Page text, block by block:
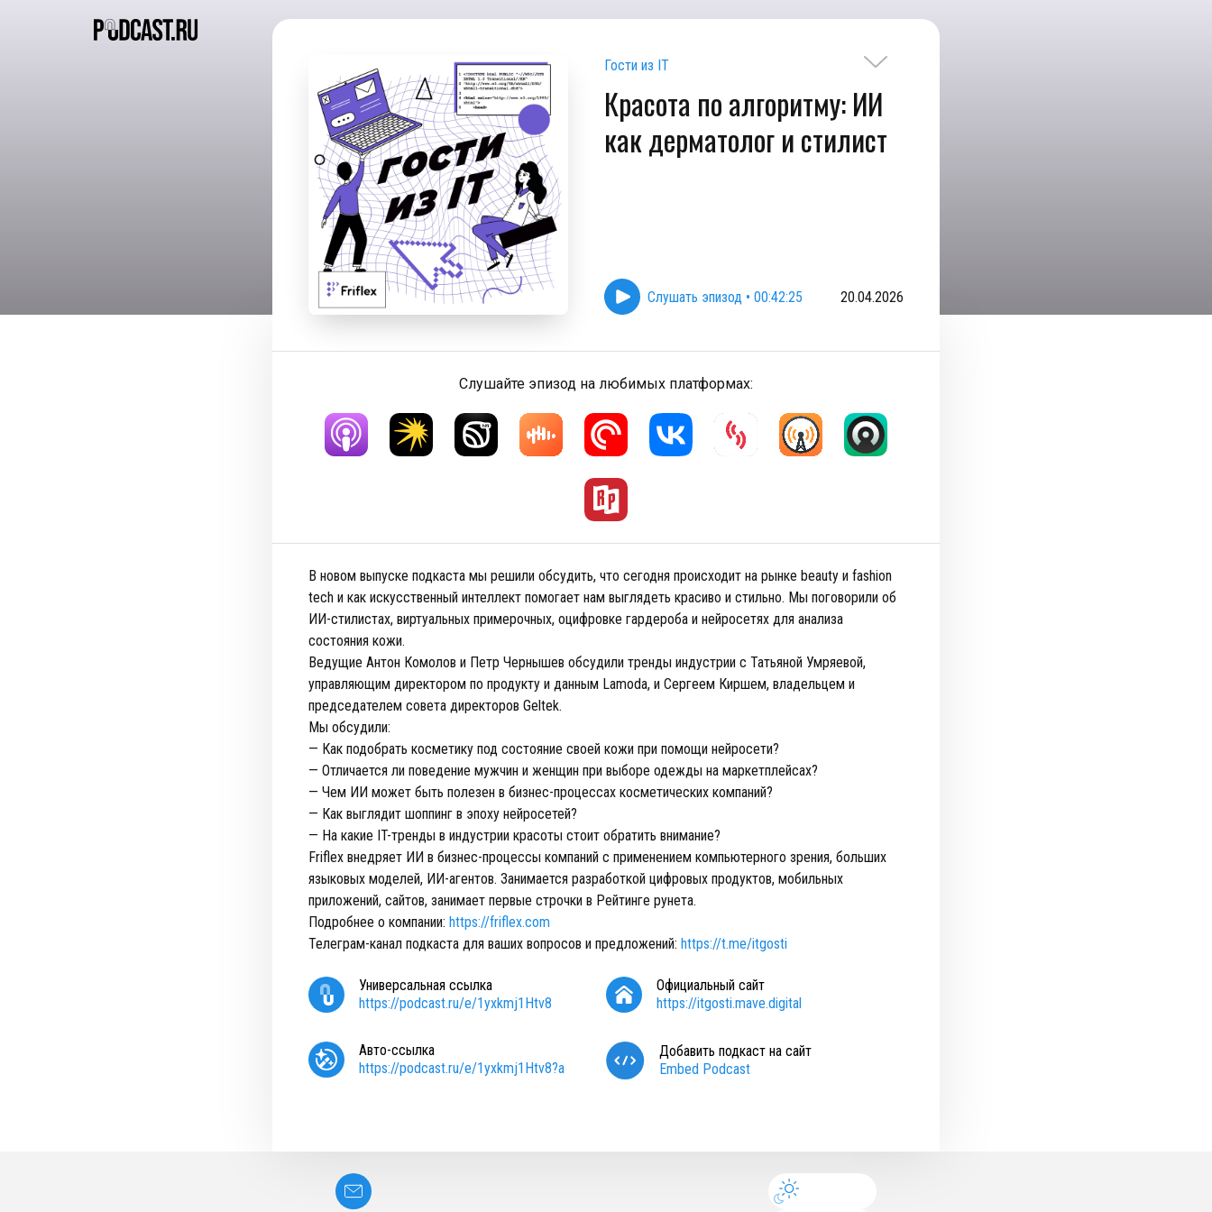
Гости из IT
Красота по алгоритму: ИИ
как дерматолог и стилист
Слушать эпизод • 00:42:25 20.04.2026
Слушайте эпизод на любимых платформах:
В новом выпуске подкаста мы решили обсудить, что сегодня происходит на рынке beauty и fashion
tech и как искусственный интеллект помогает нам выглядеть красиво и стильно. Мы поговорили об
ИИ-стилистах, виртуальных примерочных, оцифровке гардероба и нейросетях для анализа
состояния кожи.
Ведущие Антон Комолов и Петр Чернышев обсудили тренды индустрии с Татьяной Умряевой,
управляющим директором по продукту и данным Lamoda, и Сергеем Киршем, владельцем и
председателем совета директоров Geltek.
Мы обсудили:
— Как подобрать косметику под состояние своей кожи при помощи нейросети?
— Отличается ли поведение мужчин и женщин при выборе одежды на маркетплейсах?
— Чем ИИ может быть полезен в бизнес-процессах косметических компаний?
— Как выглядит шоппинг в эпоху нейросетей?
— На какие IT-тренды в индустрии красоты стоит обратить внимание?
Friflex внедряет ИИ в бизнес-процессы компаний с применением компьютерного зрения, больших
языковых моделей, ИИ-агентов. Занимается разработкой цифровых продуктов, мобильных
приложений, сайтов, занимает первые строчки в Рейтинге рунета.
Подробнее о компании: https://friflex.com
Телеграм-канал подкаста для ваших вопросов и предложений: https://t.me/itgosti
Универсальная ссылка
https://podcast.ru/e/1yxkmj1Htv8
Официальный сайт
https://itgosti.mave.digital
Авто-ссылка
https://podcast.ru/e/1yxkmj1Htv8?a
Добавить подкаст на сайт
Embed Podcast